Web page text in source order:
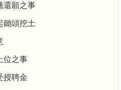
還願之事
鋤頭挖土
位之事
授聘金